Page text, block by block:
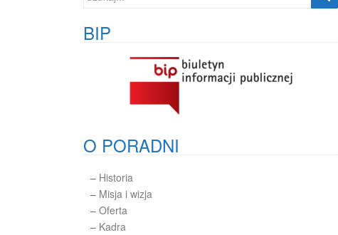
BIP
O PORADNI
– Historia
– Misja i wizja
– Oferta
– Kadra